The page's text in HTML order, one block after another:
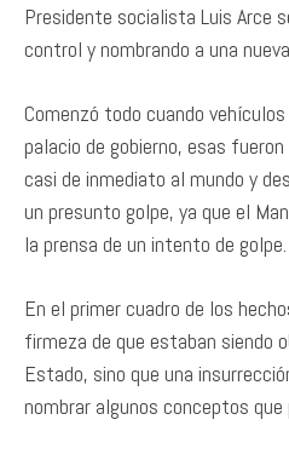
Presidente socialista Luis Arce
control y nombrando a una
Comenzó todo cuando
palacio de gobierno, esas
casi de inmediato al mundo y
un presunto golpe, ya que el
la prensa de un intento de golpe.
En el primer cuadro de los
firmeza de que estaban siendo
Estado, sino que una
nombrar algunos conceptos